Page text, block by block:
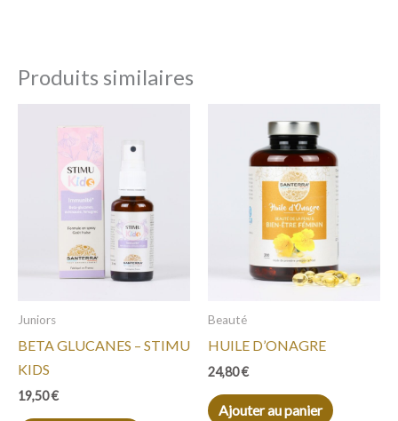
Produits similaires
Juniors
BETA GLUCANES – STIMU
KIDS
19,50€
Beauté
HUILE D’ONAGRE
24,80€
Ajouter au panier